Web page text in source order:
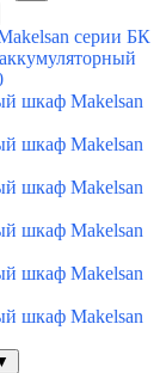
серии БК
шкаф Makelsan
шкаф Makelsan
шкаф Makelsan
шкаф Makelsan
шкаф Makelsan
шкаф Makelsan